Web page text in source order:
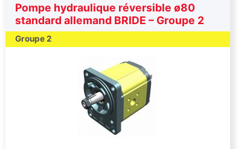
Pompe hydraulique réversible ø80
standard allemand BRIDE – Groupe 2
Groupe 2